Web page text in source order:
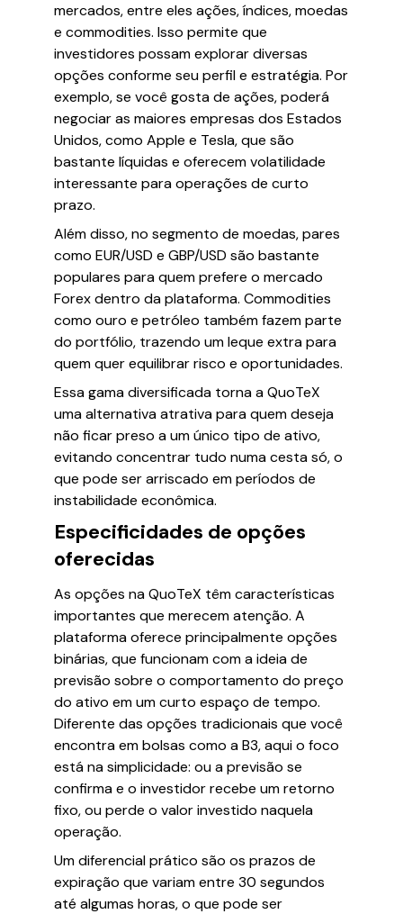
mercados, entre eles ações, índices, moedas
e commodities. Isso permite que
investidores possam explorar diversas
opções conforme seu perfil e estratégia. Por
exemplo, se você gosta de ações, poderá
negociar as maiores empresas dos Estados
Unidos, como Apple e Tesla, que são
bastante líquidas e oferecem volatilidade
interessante para operações de curto
prazo.
Além disso, no segmento de moedas, pares
como EUR/USD e GBP/USD são bastante
populares para quem prefere o mercado
Forex dentro da plataforma. Commodities
como ouro e petróleo também fazem parte
do portfólio, trazendo um leque extra para
quem quer equilibrar risco e oportunidades.
Essa gama diversificada torna a QuoTeX
uma alternativa atrativa para quem deseja
não ficar preso a um único tipo de ativo,
evitando concentrar tudo numa cesta só, o
que pode ser arriscado em períodos de
instabilidade econômica.
Especificidades de opções
oferecidas
As opções na QuoTeX têm características
importantes que merecem atenção. A
plataforma oferece principalmente opções
binárias, que funcionam com a ideia de
previsão sobre o comportamento do preço
do ativo em um curto espaço de tempo.
Diferente das opções tradicionais que você
encontra em bolsas como a B3, aqui o foco
está na simplicidade: ou a previsão se
confirma e o investidor recebe um retorno
fixo, ou perde o valor investido naquela
operação.
Um diferencial prático são os prazos de
expiração que variam entre 30 segundos
até algumas horas, o que pode ser